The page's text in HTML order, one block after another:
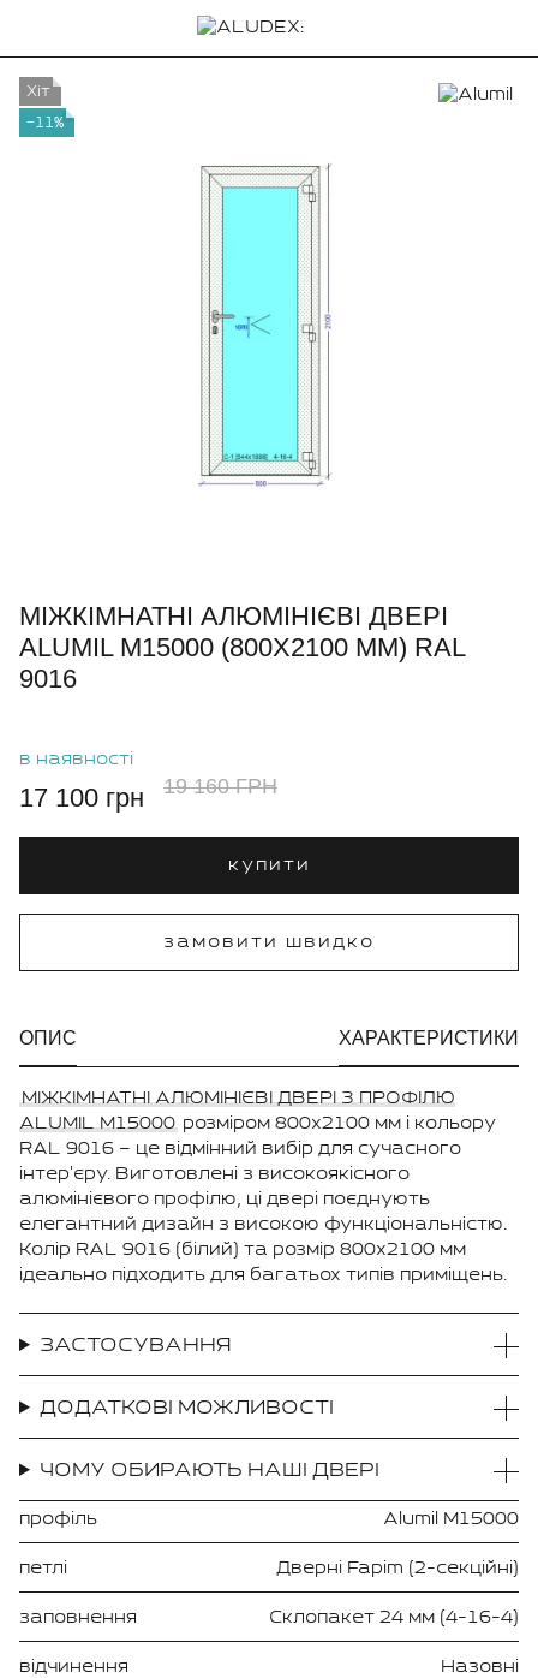
Хіт
−11%
МІЖКІМНАТНІ АЛЮМІНІЄВІ ДВЕРІ
ALUMIL M15000 (800X2100 ММ) RAL
9016
в наявності
17 100 грн 19 160 ГРН
купити
замовити швидко
ОПИС ХАРАКТЕРИСТИКИ
МІЖКІМНАТНІ АЛЮМІНІЄВІ ДВЕРІ З ПРОФІЛЮ
ALUMIL M15000 розміром 800x2100 мм і кольору
RAL 9016 – це відмінний вибір для сучасного
інтер'єру. Виготовлені з високоякісного
алюмінієвого профілю, ці двері поєднують
елегантний дизайн з високою функціональністю.
Колір RAL 9016 (білий) та розмір 800x2100 мм
ідеально підходить для багатьох типів приміщень.
ЗАСТОСУВАННЯ
ДОДАТКОВІ МОЖЛИВОСТІ
ЧОМУ ОБИРАЮТЬ НАШІ ДВЕРІ
профіль Alumil M15000
петлі Дверні Fapim (2-секційні)
заповнення Склопакет 24 мм (4-16-4)
відчинення Назовні